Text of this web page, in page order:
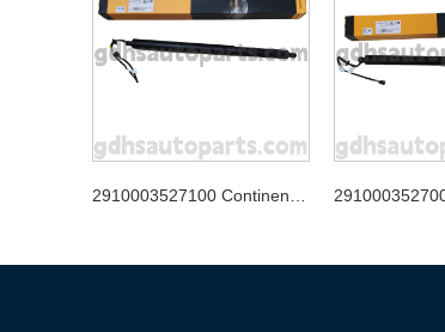
2910003527100 Continental Tailgate Strut para Jaguar XJ, Jaguar F-Pace Oe no. T4A49350